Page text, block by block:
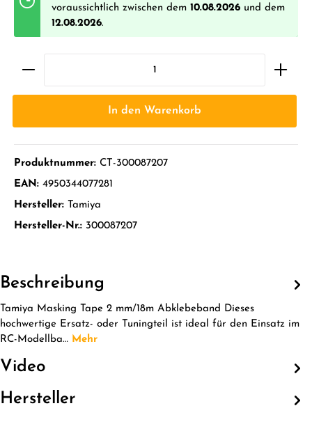
voraussichtlich zwischen dem 10.08.2026 und dem
12.08.2026.
In den Warenkorb
Produktnummer: CT-300087207
EAN: 4950344077281
Hersteller: Tamiya
Hersteller-Nr.: 300087207
Beschreibung
Tamiya Masking Tape 2 mm/18m Abklebeband Dieses
hochwertige Ersatz- oder Tuningteil ist ideal für den Einsatz im
RC-Modellba… Mehr
Video
Hersteller